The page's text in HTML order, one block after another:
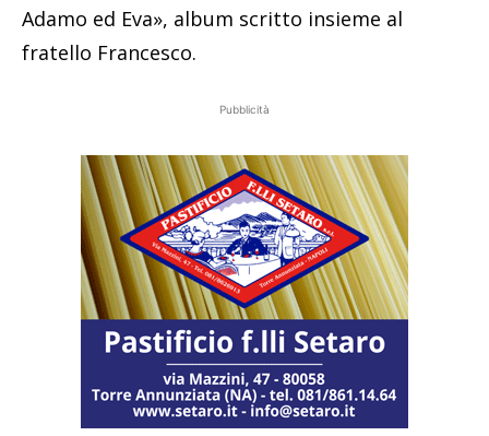
Adamo ed Eva», album scritto insieme al
fratello Francesco.
Pubblicità